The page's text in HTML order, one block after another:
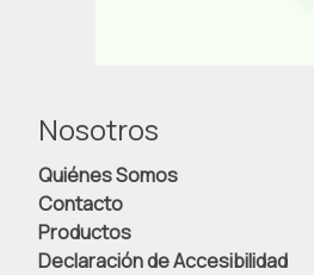
Nosotros
Quiénes Somos
Contacto
Productos
Declaración de Accesibilidad